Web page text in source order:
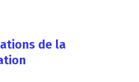
de la